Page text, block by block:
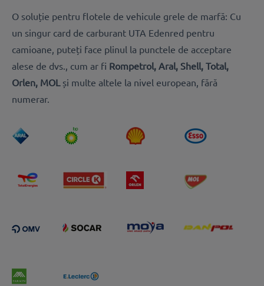
O soluție pentru flotele de vehicule grele de marfă: Cu
un singur card de carburant UTA Edenred pentru
camioane, puteți face plinul la punctele de acceptare
alese de dvs., cum ar fi Rompetrol, Aral, Shell, Total,
Orlen, MOLși multe altele la nivel european, fără
numerar.